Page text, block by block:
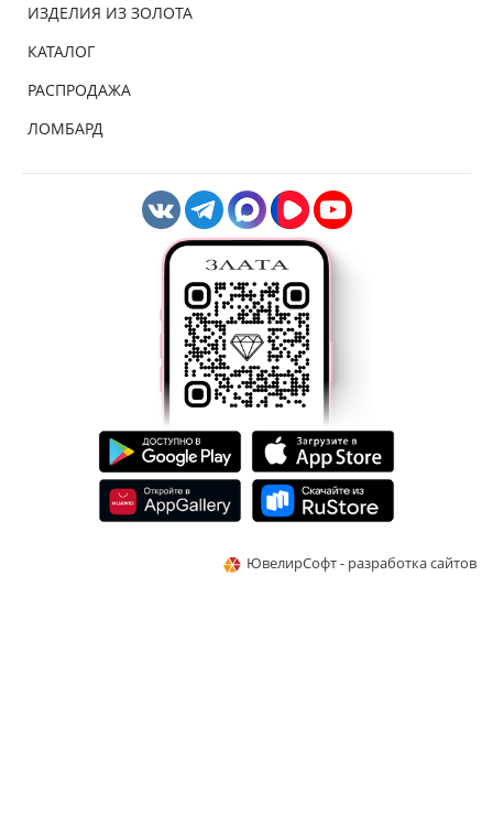
ИЗДЕЛИЯ ИЗ ЗОЛОТА
КАТАЛОГ
РАСПРОДАЖА
ЛОМБАРД
ЮвелирСофт - разработка сайтов